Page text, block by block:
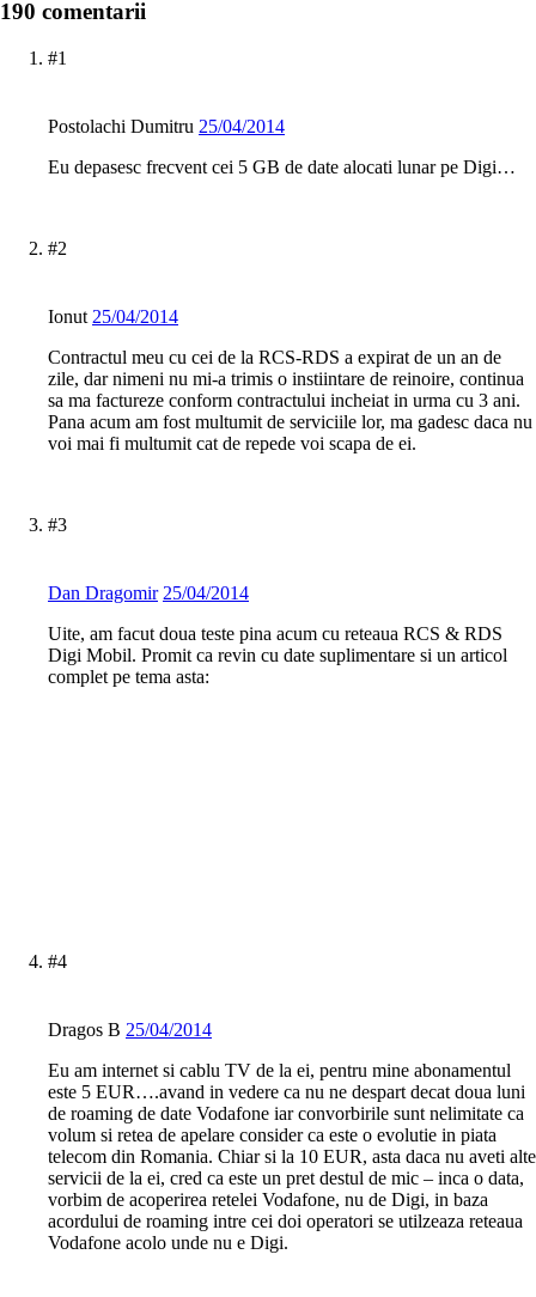
190 comentarii
#1
Postolachi Dumitru 25/04/2014
Eu depasesc frecvent cei 5 GB de date alocati lunar pe Digi…
#2
Ionut 25/04/2014
Contractul meu cu cei de la RCS-RDS a expirat de un an de
zile, dar nimeni nu mi-a trimis o instiintare de reinoire, continua
sa ma factureze conform contractului incheiat in urma cu 3 ani.
Pana acum am fost multumit de serviciile lor, ma gadesc daca nu
voi mai fi multumit cat de repede voi scapa de ei.
#3
Dan Dragomir 25/04/2014
Uite, am facut doua teste pina acum cu reteaua RCS & RDS
Digi Mobil. Promit ca revin cu date suplimentare si un articol
complet pe tema asta:
#4
Dragos B 25/04/2014
Eu am internet si cablu TV de la ei, pentru mine abonamentul
este 5 EUR….avand in vedere ca nu ne despart decat doua luni
de roaming de date Vodafone iar convorbirile sunt nelimitate ca
volum si retea de apelare consider ca este o evolutie in piata
telecom din Romania. Chiar si la 10 EUR, asta daca nu aveti alte
servicii de la ei, cred ca este un pret destul de mic – inca o data,
vorbim de acoperirea retelei Vodafone, nu de Digi, in baza
acordului de roaming intre cei doi operatori se utilzeaza reteaua
Vodafone acolo unde nu e Digi.